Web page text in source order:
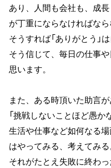
あり、人間も会社も、成
が丁重にならなければなら
そうすれば「ありがとう」
そう信じて、毎日の仕事
思います。
また、ある時頂いた助言が
「挑戦しないことほど愚か
生活や仕事など如何なる
はやってみる、考えてみる
それがたとえ失敗に終わ